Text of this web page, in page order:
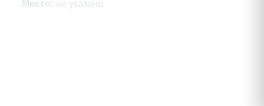
Место: не указано